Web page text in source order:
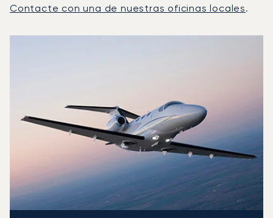
Contacte con una de nuestras oficinas locales.